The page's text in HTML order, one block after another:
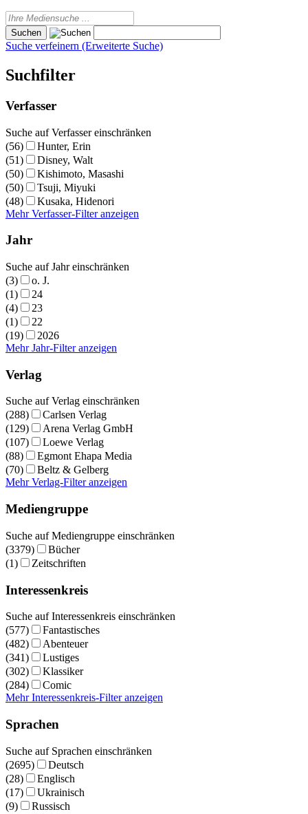
Suche verfeinern (Erweiterte Suche)
Suchfilter
Verfasser
Suche auf Verfasser einschränken
(56)
Hunter, Erin
(51)
Disney, Walt
(50)
Kishimoto, Masashi
(50)
Tsuji, Miyuki
(48)
Kusaka, Hidenori
Mehr Verfasser-Filter anzeigen
Jahr
Suche auf Jahr einschränken
(3)
o. J.
(1)
24
(4)
23
(1)
22
(19)
2026
Mehr Jahr-Filter anzeigen
Verlag
Suche auf Verlag einschränken
(288)
Carlsen Verlag
(129)
Arena Verlag GmbH
(107)
Loewe Verlag
(88)
Egmont Ehapa Media
(70)
Beltz & Gelberg
Mehr Verlag-Filter anzeigen
Mediengruppe
Suche auf Mediengruppe einschränken
(3379)
Bücher
(1)
Zeitschriften
Interessenkreis
Suche auf Interessenkreis einschränken
(577)
Fantastisches
(482)
Abenteuer
(341)
Lustiges
(302)
Klassiker
(284)
Comic
Mehr Interessenkreis-Filter anzeigen
Sprachen
Suche auf Sprachen einschränken
(2695)
Deutsch
(28)
Englisch
(17)
Ukrainisch
(9)
Russisch